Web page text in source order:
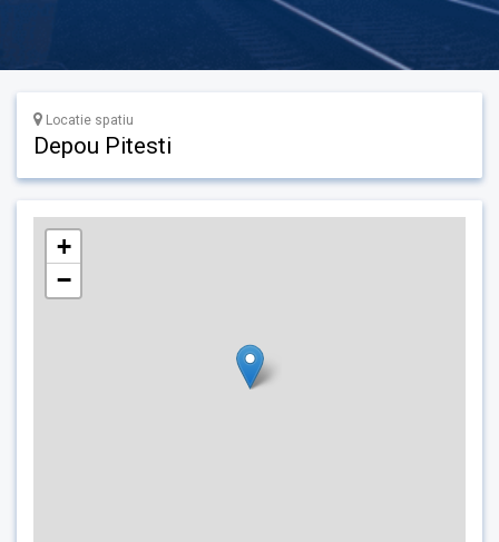
Locatie spatiu
Depou Pitesti
+
−